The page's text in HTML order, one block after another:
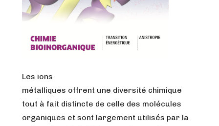
Les ions
métalliques offrent une diversité chimique
tout à fait distincte de celle des molécules
organiques et sont largement utilisés par la